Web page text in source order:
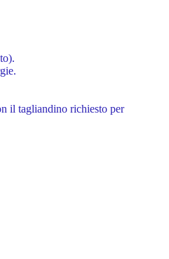
il tagliandino richiesto per